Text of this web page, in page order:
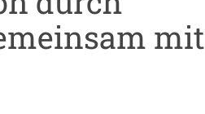
mit